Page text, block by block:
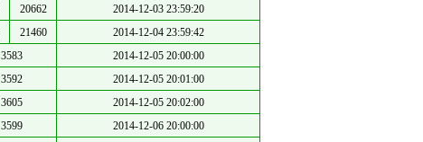
20662
2014-12-03 23:59:20
21460
2014-12-04 23:59:42
3583
2014-12-05 20:00:00
3592
2014-12-05 20:01:00
3605
2014-12-05 20:02:00
3599
2014-12-06 20:00:00